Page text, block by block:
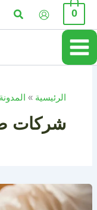
تخطي
المحتوى
0 البحث
الرئيسية المدونة
شركات